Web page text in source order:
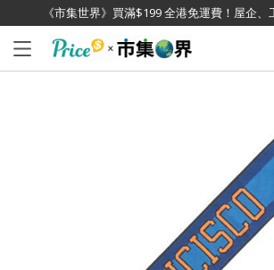
《市集世界》買滿$199 全港免運費！屋企、
已加入購物車